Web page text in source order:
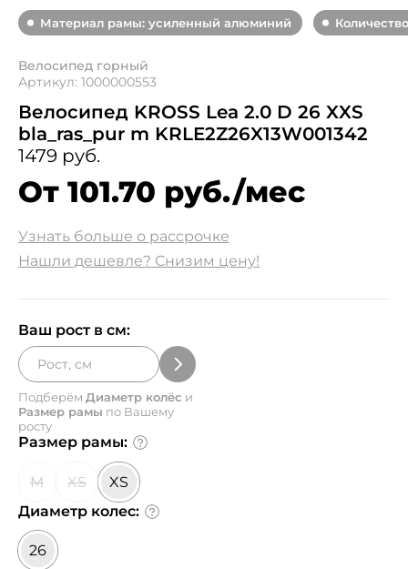
Материал рамы: усиленный алюминий
Велосипед горный
Артикул: 1000000553
Велосипед KROSS Lea 2.0 D 26 XXS
bla_ras_pur m KRLE2Z26X13W001342
1479 руб.
От 101.70 руб./мес
Узнать больше о рассрочке
Нашли дешевле? Снизим цену!
Ваш рост в см:
Подберём Диаметр колёс и
Размер рамы по Вашему
росту
Размер рамы:
M XS
XS
Диаметр колес:
26